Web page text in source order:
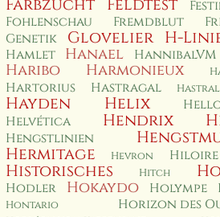
Farbzucht Feldtest
Fohlenschau Fremdblut
Genetik Glovelier H-
Hamlet
Hanael HannibalVM
Haribo Harmonieux
Hartorius Hastragal Hastral
Hayden Helix
Helvética Hendrix
Hengstlinien
Hermitage Hevron Hiloire
Historisches Hitch
Hodler Hokaydo Holympe
Hontario
Horizon des